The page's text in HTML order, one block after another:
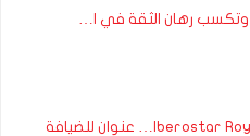
رهان الثقة في ا…
فندق Iberostar Royal El Mansour… عنوان للضيافة